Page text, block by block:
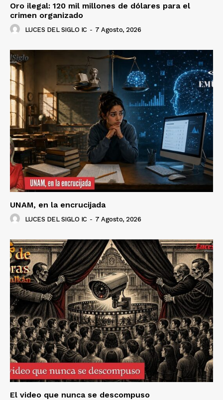
Oro ilegal: 120 mil millones de dólares para el
crimen organizado
LUCES DEL SIGLO IC - 7 Agosto, 2026
UNAM, en la encrucijada
LUCES DEL SIGLO IC - 7 Agosto, 2026
El video que nunca se descompuso